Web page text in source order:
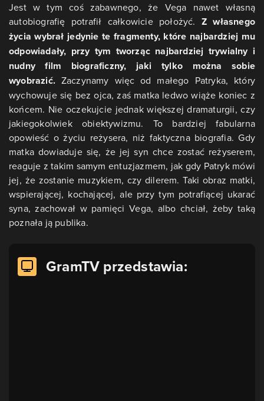
Jest w tym coś zabawnego, że Vega nawet własną
autobiografię potrafił całkowicie położyć. Z własnego
życia wybrał jedynie te fragmenty, które najbardziej mu
odpowiadały, przy tym tworząc najbardziej trywialny i
nudny film biograficzny, jaki tylko można sobie
wyobrazić. Zaczynamy więc od małego Patryka, który
wychowuje się bez ojca, zaś matka ledwo wiąże koniec z
końcem. Nie oczekujcie jednak większej dramaturgii, czy
jakiegokolwiek obiektywizmu. To bardziej fabularna
opowieść o życiu reżysera, niż faktyczna biografia. Gdy
matka dowiaduje się, że jej syn chce zostać reżyserem,
reaguje z takim samym entuzjazmem, jak gdy Patryk mówi
jej, że zostanie muzykiem, czy dilerem. Taki obraz matki,
wspierającej, kochającej, ale przy tym potrafiącej ukarać
syna, zachował w pamięci Vega, albo chciał, żeby taką
poznała ją publika.
GramTV przedstawia: